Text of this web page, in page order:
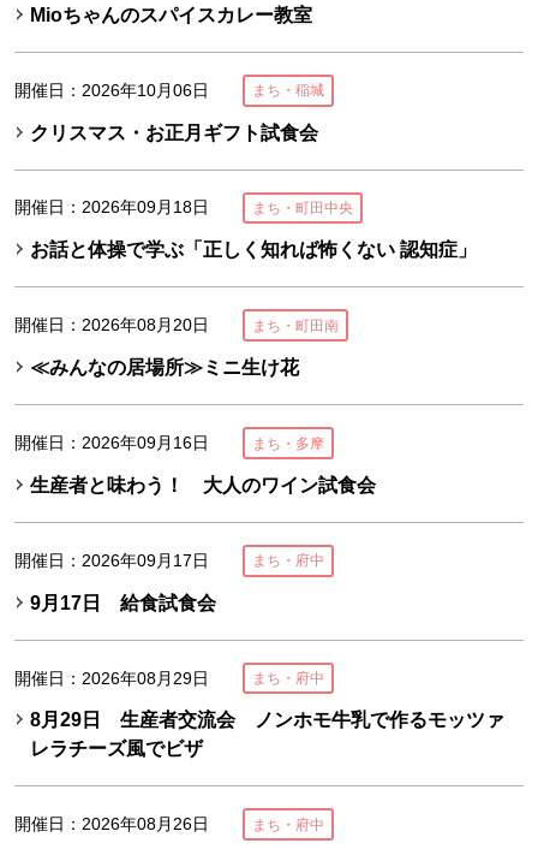
Mioちゃんのスパイスカレー教室
開催日：2026年10月06日 まち・稲城
クリスマス・お正月ギフト試食会
開催日：2026年09月18日 まち・町田中央
お話と体操で学ぶ「正しく知れば怖くない 認知症」
開催日：2026年08月20日 まち・町田南
≪みんなの居場所≫ミニ生け花
開催日：2026年09月16日 まち・多摩
生産者と味わう！ 大人のワイン試食会
開催日：2026年09月17日 まち・府中
9月17日 給食試食会
開催日：2026年08月29日 まち・府中
8月29日 生産者交流会 ノンホモ牛乳で作るモッツァ
レラチーズ風でビザ
開催日：2026年08月26日 まち・府中